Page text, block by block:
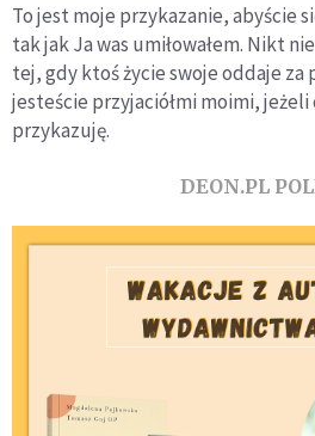
To jest moje przykazanie, abyście
tak jak Ja was umiłowałem. Nikt
tej, gdy ktoś życie swoje oddaje za
jesteście przyjaciółmi moimi,
przykazuję.
DEON.PL